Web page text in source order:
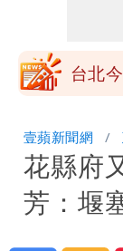
建議
台北
小三
姜厚
師：
民間
壹蘋新聞網
花縣府
芳：堰